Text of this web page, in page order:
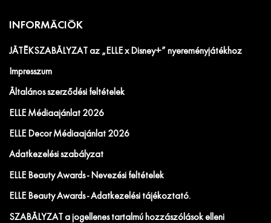
INFORMÁCIÓK
JÁTÉKSZABÁLYZAT az „ELLE x Disney+” nyereményjátékhoz
Impresszum
Általános szerződési feltételek
ELLE Médiaajánlat 2026
ELLE Decor Médiaajánlat 2026
Adatkezelési szabályzat
ELLE Beauty Awards - Nevezési feltételek
ELLE Beauty Awards - Adatkezelési tájékoztató.
SZABÁLYZAT a jogellenes tartalmú hozzászólások elleni